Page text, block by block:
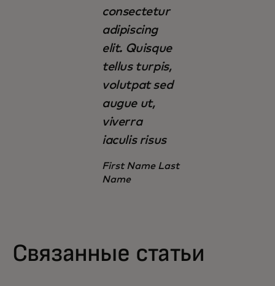
consectetur
adipiscing
elit. Quisque
tellus turpis,
volutpat sed
augue ut,
viverra
iaculis risus
First Name Last
Name
Связанные статьи